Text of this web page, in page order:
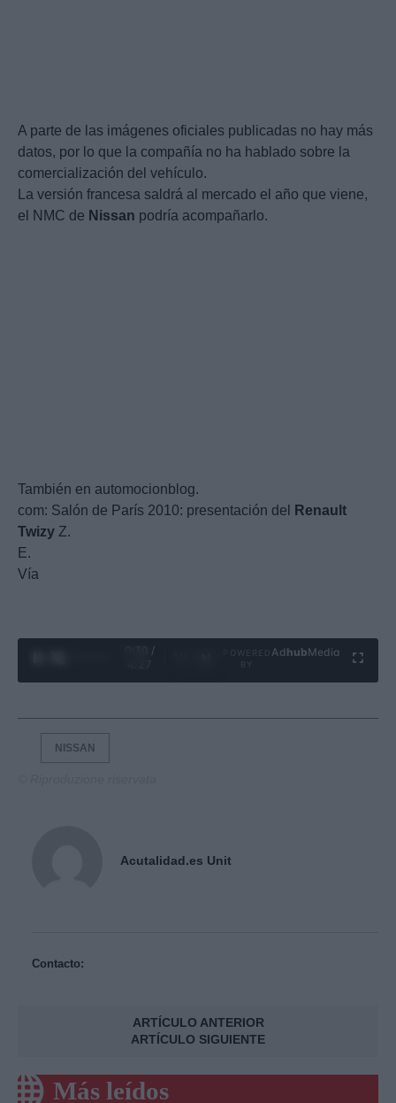
A parte de las imágenes oficiales publicadas no hay más
datos, por lo que la compañía no ha hablado sobre la
comercialización del vehículo.
La versión francesa saldrá al mercado el año que viene,
el NMC de Nissan podría acompañarlo.
También en automocionblog.
com: Salón de París 2010: presentación del
Renault
Twizy Z.
E.
Vía
0:31 /
Ad hubMedia
NISSAN
Acutalidad.es Unit
Contacto:
ARTÍCULO ANTERIOR
ARTÍCULO SIGUIENTE
Más leídos